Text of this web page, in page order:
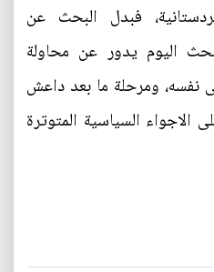
فبدل البحث عن
اليوم يدور عن محاولة
نفسه، ومرحلة ما بعد داعش
السياسية المتوترة